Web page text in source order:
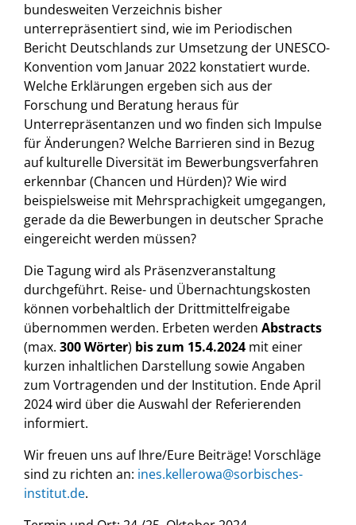
bundesweiten Verzeichnis bisher
unterrepräsentiert sind, wie im Periodischen
Bericht Deutschlands zur Umsetzung der UNESCO-
Konvention vom Januar 2022 konstatiert wurde.
Welche Erklärungen ergeben sich aus der
Forschung und Beratung heraus für
Unterrepräsentanzen und wo finden sich Impulse
für Änderungen? Welche Barrieren sind in Bezug
auf kulturelle Diversität im Bewerbungsverfahren
erkennbar (Chancen und Hürden)? Wie wird
beispielsweise mit Mehrsprachigkeit umgegangen,
gerade da die Bewerbungen in deutscher Sprache
eingereicht werden müssen?
Die Tagung wird als Präsenzveranstaltung
durchgeführt. Reise- und Übernachtungskosten
können vorbehaltlich der Drittmittelfreigabe
übernommen werden. Erbeten werden Abstracts
(max. 300 Wörter) bis zum 15.4.2024 mit einer
kurzen inhaltlichen Darstellung sowie Angaben
zum Vortragenden und der Institution. Ende April
2024 wird über die Auswahl der Referierenden
informiert.
Wir freuen uns auf Ihre/Eure Beiträge! Vorschläge
sind zu richten an: ines.kellerowa@sorbisches-
institut.de.